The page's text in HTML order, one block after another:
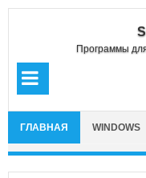
Программы
ГЛАВНАЯ WINDOWS